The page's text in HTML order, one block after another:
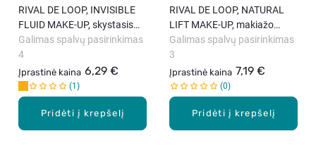
Pridėti į krepšelį
RIVAL DE LOOP, INVISIBLE
FLUID MAKE-UP, skystasis
makiažo pagrindas, 30 ml
Įprastinė kaina 6,29 €
Galimas spalvų pasirinkimas
4
1
Pridėti į krepšelį
RIVAL DE LOOP, NATURAL
LIFT MAKE-UP, makiažo
pagrindas, 30 ml
Įprastinė kaina 7,19 €
Galimas spalvų pasirinkimas
3
0